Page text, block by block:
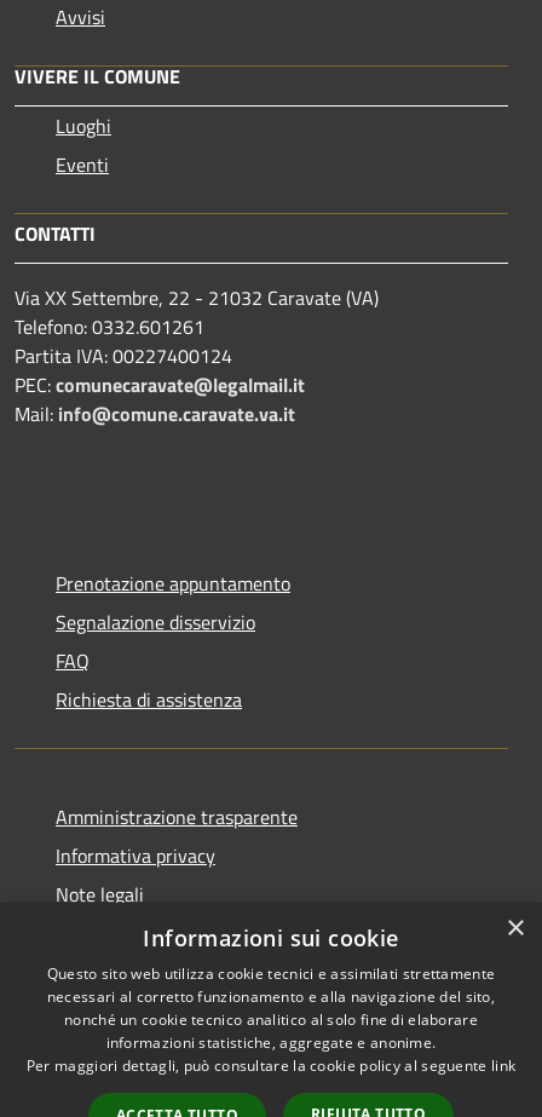
Avvisi
VIVERE IL COMUNE
Luoghi
Eventi
CONTATTI
Via XX Settembre, 22 - 21032 Caravate (VA)
Telefono: 0332.601261
Partita IVA: 00227400124
PEC:comunecaravate@legalmail.it
Mail: info@comune.caravate.va.it
Prenotazione appuntamento
Segnalazione disservizio
FAQ
Richiesta di assistenza
Amministrazione trasparente
Informativa privacy
Note legali
Dichiarazione di accessibilità
RSS
Accessibilità
Copyright © 2026 • Comune di
×
Informazioni sui cookie
Questo sito web utilizza cookie tecnici e assimilati strettamente
necessari al corretto funzionamento e alla navigazione del sito,
nonché un cookie tecnico analitico al solo fine di elaborare
informazioni statistiche, aggregate e anonime.
Per maggiori dettagli, può consultare la cookie policy al seguente link